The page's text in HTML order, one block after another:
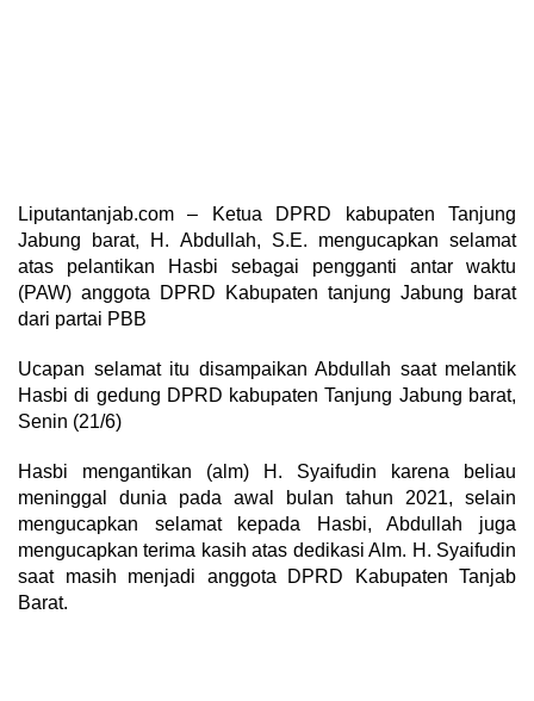
Liputantanjab.com – Ketua DPRD kabupaten Tanjung
Jabung barat, H. Abdullah, S.E. mengucapkan selamat
atas pelantikan Hasbi sebagai pengganti antar waktu
(PAW) anggota DPRD Kabupaten tanjung Jabung barat
dari partai PBB
Ucapan selamat itu disampaikan Abdullah saat melantik
Hasbi di gedung DPRD kabupaten Tanjung Jabung barat,
Senin (21/6)
Hasbi mengantikan (alm) H. Syaifudin karena beliau
meninggal dunia pada awal bulan tahun 2021, selain
mengucapkan selamat kepada Hasbi, Abdullah juga
mengucapkan terima kasih atas dedikasi Alm. H. Syaifudin
saat masih menjadi anggota DPRD Kabupaten Tanjab
Barat.